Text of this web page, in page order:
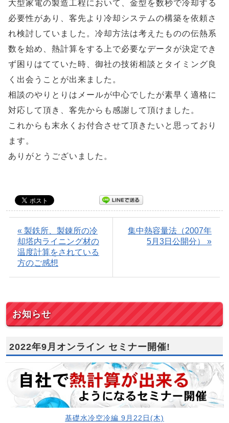
大型家電の製造工程において、金型を数秒で冷却する
必要性があり、客先より冷却システムの構築を依頼さ
れ検討していました。冷却方法は考えたものの伝熱系
数を始め、熱計算をする上で必要なデータが決定でき
ず困りはてていた時、御社の技術相談とタイミング良
く出会うことが出来ました。
相談のやりとりはメールが中心でしたが素早く適格に
対応して頂き、客先からも感謝して頂けました。
これからも末永くお付合させて頂きたいと思っており
ます。
ありがとうございました。
« 製鉄所、製錬所の冷
却塔内ライニング材の
温度計算をされている
方のご感想
集中熱容量法（2007年
5月3日公開分） »
お知らせ
2022年9月オンライン セミナー開催!
基礎水冷空冷編 9月22日(木)